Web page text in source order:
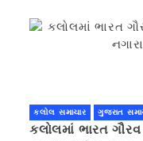
કલોલ સમાચાર ગુજરાત
કલોલમાં ભારત